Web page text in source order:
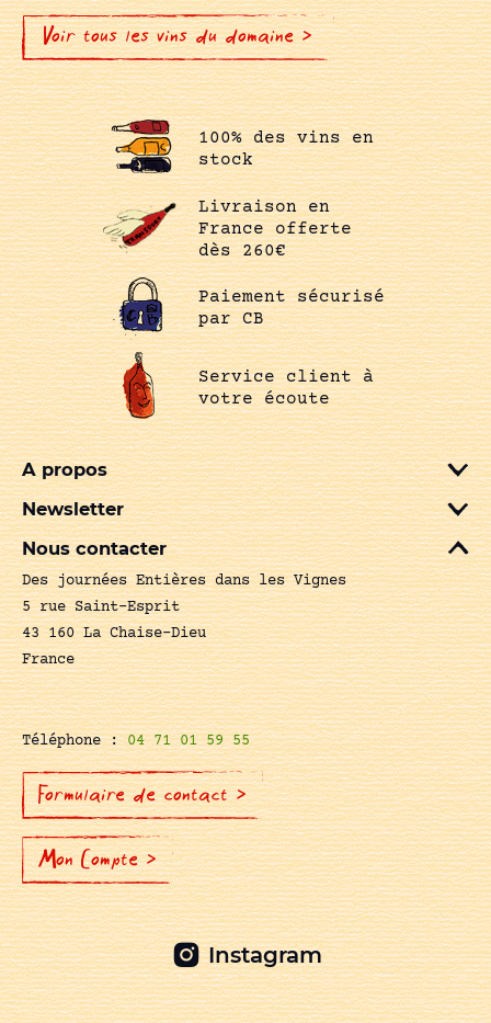
Voir tous les vins du domaine >
100% des vins en
stock
Livraison en
France offerte
dès 260€
Paiement sécurisé
par CB
Service client à
votre écoute
A propos
Newsletter
Nous contacter
Des journées Entières dans les Vignes
5 rue Saint-Esprit
43 160 La Chaise-Dieu
France
Téléphone :04 71 01 59 55
Formulaire de contact >
Mon Compte >
Instagram